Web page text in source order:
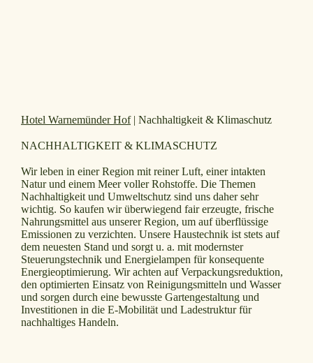
Hotel Warnemünder Hof| Nachhaltigkeit & Klimaschutz
NACHHALTIGKEIT & KLIMASCHUTZ
Wir leben in einer Region mit reiner Luft, einer intakten
Natur und einem Meer voller Rohstoffe. Die Themen
Nachhaltigkeit und Umweltschutz sind uns daher sehr
wichtig. So kaufen wir überwiegend fair erzeugte, frische
Nahrungsmittel aus unserer Region, um auf überflüssige
Emissionen zu verzichten. Unsere Haustechnik ist stets auf
dem neuesten Stand und sorgt u. a. mit modernster
Steuerungstechnik und Energielampen für konsequente
Energieoptimierung. Wir achten auf Verpackungsreduktion,
den optimierten Einsatz von Reinigungsmitteln und Wasser
und sorgen durch eine bewusste Gartengestaltung und
Investitionen in die E-Mobilität und Ladestruktur für
nachhaltiges Handeln.